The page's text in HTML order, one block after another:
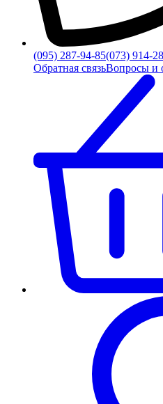
(095) 287-94-85(073) 914-
Обратная связьВопросы и